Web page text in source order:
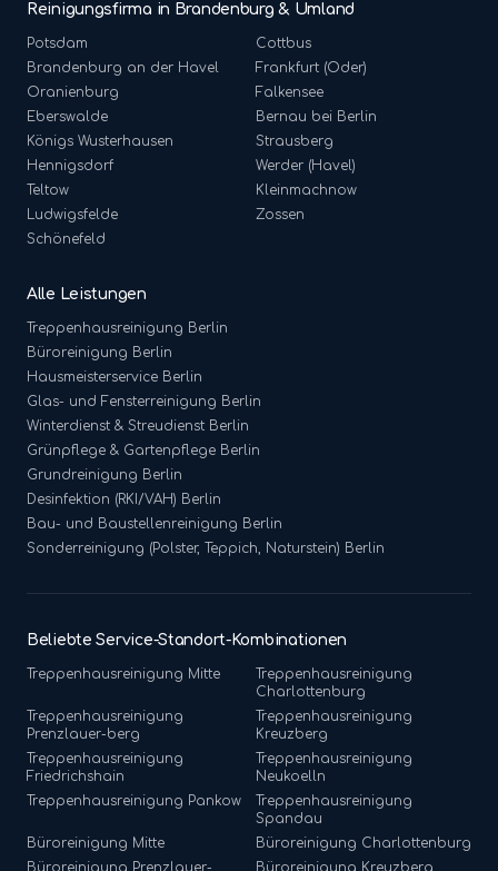
Reinigungsfirma in Brandenburg & Umland
Potsdam
Cottbus
Brandenburg an der Havel
Frankfurt (Oder)
Oranienburg
Falkensee
Eberswalde
Bernau bei Berlin
Königs Wusterhausen
Strausberg
Hennigsdorf
Werder (Havel)
Teltow
Kleinmachnow
Ludwigsfelde
Zossen
Schönefeld
Alle Leistungen
Treppenhausreinigung Berlin
Büroreinigung Berlin
Hausmeisterservice Berlin
Glas- und Fensterreinigung Berlin
Winterdienst & Streudienst Berlin
Grünpflege & Gartenpflege Berlin
Grundreinigung Berlin
Desinfektion (RKI/VAH) Berlin
Bau- und Baustellenreinigung Berlin
Sonderreinigung (Polster, Teppich, Naturstein) Berlin
Beliebte Service-Standort-Kombinationen
Treppenhausreinigung Mitte
Treppenhausreinigung
Charlottenburg
Treppenhausreinigung
Prenzlauer-berg
Treppenhausreinigung
Kreuzberg
Treppenhausreinigung
Friedrichshain
Treppenhausreinigung
Neukoelln
Treppenhausreinigung Pankow
Treppenhausreinigung
Spandau
Büroreinigung Mitte Büroreinigung Charlottenburg
Büroreinigung Prenzlauer-
Büroreinigung Kreuzberg